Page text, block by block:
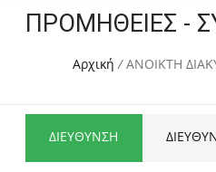
ΠΡΟΜΗΘΕΙΕΣ -
Αρχική /ΑΝΟΙΚΤΗ
ΔΙΕΥΘΥΝΣΗ